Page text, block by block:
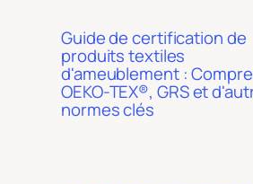
Guide de certification de
produits textiles
d'ameublement :
OEKO-TEX®, GRS et
normes clés